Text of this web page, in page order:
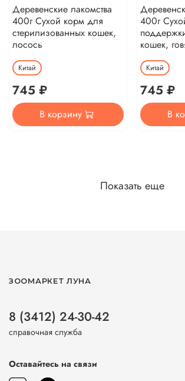
Деревенские лакомства
400г Сухой корм для
стерилизованных кошек,
лосось
Китай
745 ₽
В корзину
400г
кошек,
Китай
745 ₽
В
Показать еще
ЗООМАРКЕТ ЛУНА
8 (3412) 24-30-42
справочная служба
Оставайтесь на связи